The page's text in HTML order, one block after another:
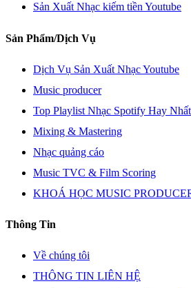
Sản Xuất Nhạc kiếm tiền Youtube
Sản Phẩm/Dịch Vụ
Dịch Vụ Sản Xuất Nhạc Youtube
Music producer
Top Playlist Nhạc Spotify Hay Nhất
Mixing & Mastering
Nhạc quảng cáo
Music TVC & Film Scoring
KHOÁ HỌC MUSIC
Thông Tin
Về chúng tôi
THÔNG TIN LIÊN HỆ